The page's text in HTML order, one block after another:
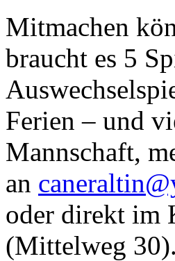
Mitmachen
braucht es 5
Ferien – und
Mannschaft,
an
oder direkt im
(Mittelweg 30).